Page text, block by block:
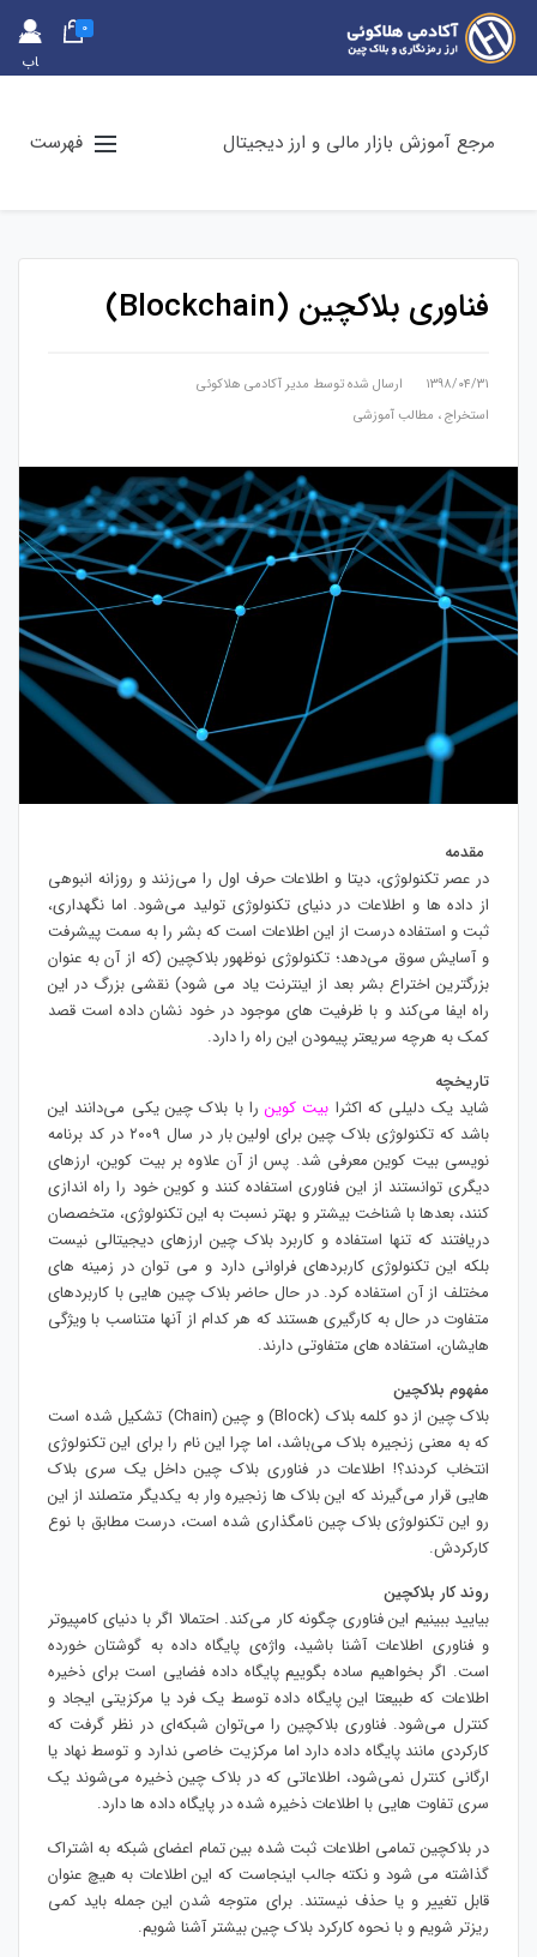
حس
اب
0
مرجع آموزش بازار مالی و ارز دیجیتال فهرست
فناوری بلاکچین (Blockchain)
۱۳۹۸/۰۴/۳۱ ارسال شده توسط مدیر آکادمی هلاکوئی
استخراج، مطالب آموزشی
مقدمه
در عصر تکنولوژی، دیتا و اطلاعات حرف اول را می‌زنند و روزانه انبوهی
از داده ها و اطلاعات در دنیای تکنولوژی تولید می‌شود. اما نگهداری،
ثبت و استفاده درست از این اطلاعات است که بشر را به سمت پیشرفت
و آسایش سوق می‌دهد؛ تکنولوژی نوظهور بلاکچین (که از آن به عنوان
بزرگترین اختراع بشر بعد از اینترنت یاد می شود) نقشی بزرگ در این
راه ایفا می‌کند و با ظرفیت های موجود در خود نشان داده است قصد
کمک به هرچه سریعتر پیمودن این راه را دارد.
تاریخچه
شاید یک دلیلی که اکثرا بیت کوینرا با بلاک چین یکی می‌دانند این
باشد که تکنولوژی بلاک چین برای اولین بار در سال ۲۰۰۹ در کد برنامه
نویسی بیت کوین معرفی شد. پس از آن علاوه بر بیت کوین، ارزهای
دیگری توانستند از این فناوری استفاده کنند و کوین خود را راه اندازی
کنند، بعدها با شناخت بیشتر و بهتر نسبت به این تکنولوژی، متخصصان
دریافتند که تنها استفاده و کاربرد بلاک چین ارزهای دیجیتالی نیست
بلکه این تکنولوژی کاربردهای فراوانی دارد و می توان در زمینه های
مختلف از آن استفاده کرد. در حال حاضر بلاک چین هایی با کاربردهای
متفاوت در حال به کارگیری هستند که هر کدام از آنها متناسب با ویژگی
هایشان، استفاده های متفاوتی دارند.
مفهوم بلاکچین
بلاک چین از دو کلمه بلاک (Block) و چین (Chain) تشکیل شده است
که به معنی زنجیره بلاک می‌باشد، اما چرا این نام را برای این تکنولوژی
انتخاب کردند؟! اطلاعات در فناوری بلاک چین داخل یک سری بلاک
هایی قرار می‌گیرند که این بلاک ها زنجیره وار به یکدیگر متصلند از این
رو این تکنولوژی بلاک چین نامگذاری شده است، درست مطابق با نوع
کارکردش.
روند کار بلاکچین
بیایید ببینیم این فناوری چگونه کار می‌کند. احتمالا اگر با دنیای کامپیوتر
و فناوری اطلاعات آشنا باشید، واژه‌ی پایگاه داده به گوشتان خورده
است. اگر بخواهیم ساده بگوییم پایگاه داده فضایی است برای ذخیره
اطلاعات که طبیعتا این پایگاه داده توسط یک فرد یا مرکزیتی ایجاد و
کنترل می‌شود. فناوری بلاکچین را می‌توان شبکه‌ای در نظر گرفت که
کارکردی مانند پایگاه داده دارد اما مرکزیت خاصی ندارد و توسط نهاد یا
ارگانی کنترل نمی‌شود، اطلاعاتی که در بلاک چین ذخیره می‌شوند یک
سری تفاوت هایی با اطلاعات ذخیره شده در پایگاه داده ها دارد.
در بلاکچین تمامی اطلاعات ثبت شده بین تمام اعضای شبکه به اشتراک
گذاشته می شود و نکته جالب اینجاست که این اطلاعات به هیچ عنوان
قابل تغییر و یا حذف نیستند. برای متوجه شدن این جمله باید کمی
ریزتر شویم و با نحوه کارکرد بلاک چین بیشتر آشنا شویم.